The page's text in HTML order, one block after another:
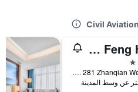
Nanchang Jin Feng Hotel
No. 281 Zhanqian West Road, نانتشانغ, الصين